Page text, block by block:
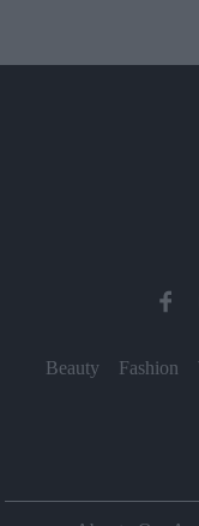
Beauty Fashion